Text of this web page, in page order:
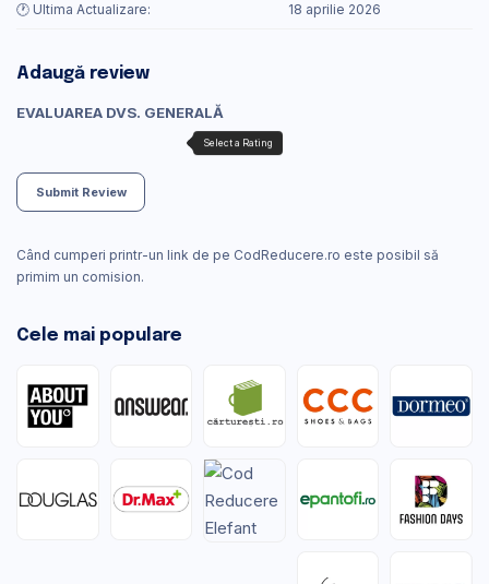
🕐 Ultima Actualizare: 18 aprilie 2026
Adaugă review
EVALUAREA DVS. GENERALĂ
Submit Review
Când cumperi printr-un link de pe CodReducere.ro este posibil să
primim un comision.
Cele mai populare